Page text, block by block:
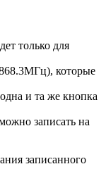
только для
которые
и та же кнопка
записать на
записанного